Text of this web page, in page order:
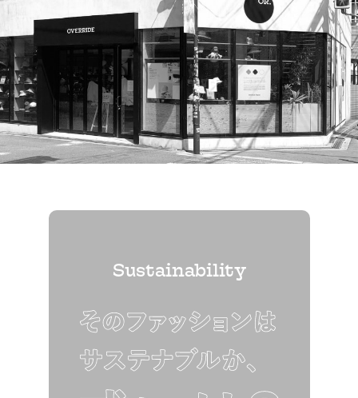
Sustainability